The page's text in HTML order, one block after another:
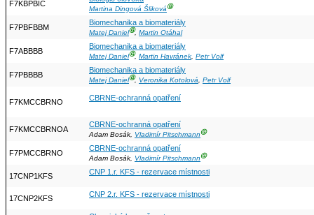
F7KBPBIC
Martina Dingová ŠlikováⒼ
F7PBFBBM
Biomechanika a biomateriály
Matej DanielⒼ, Martin Otáhal
F7ABBBB
Biomechanika a biomateriály
Matej DanielⒼ, Martin Havránek, Petr Volf
F7PBBBB
Biomechanika a biomateriály
Matej DanielⒼ, Veronika Kotolová, Petr Volf
F7KMCCBRNO CBRNE-ochranná opatření
F7KMCCBRNOA
CBRNE-ochranná opatření
Adam Bosák, Vladimír PitschmannⒼ
F7PMCCBRNO
CBRNE-ochranná opatření
Adam Bosák, Vladimír PitschmannⒼ
17CNP1KFS CNP 1.r. KFS - rezervace místnosti
17CNP2KFS CNP 2.r. KFS - rezervace místnosti